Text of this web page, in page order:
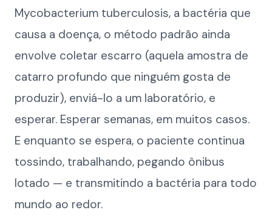
Mycobacterium tuberculosis, a bactéria que
causa a doença, o método padrão ainda
envolve coletar escarro (aquela amostra de
catarro profundo que ninguém gosta de
produzir), enviá-lo a um laboratório, e
esperar. Esperar semanas, em muitos casos.
E enquanto se espera, o paciente continua
tossindo, trabalhando, pegando ônibus
lotado — e transmitindo a bactéria para todo
mundo ao redor.